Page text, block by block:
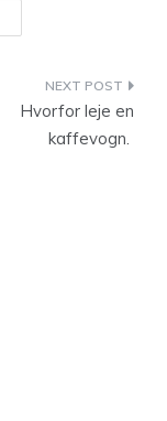
Hvorfor leje en
kaffevogn.